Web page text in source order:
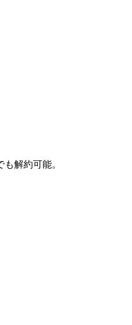
解約可能。